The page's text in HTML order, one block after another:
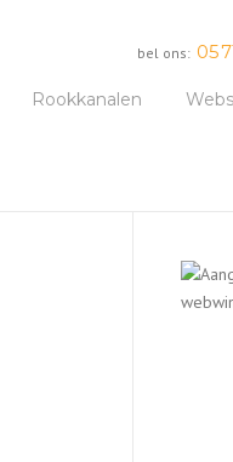
bel ons:
Rookkanalen